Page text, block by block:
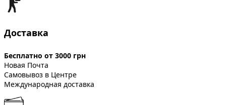
Доставка
Бесплатно от 3000 грн
Новая Почта
Самовывоз в Центре
Международная доставка